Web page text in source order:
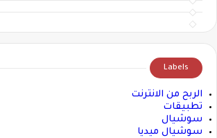
Labels
الربح من الانترنت
تطبيقات
سوشيال
سوشيال ميديا